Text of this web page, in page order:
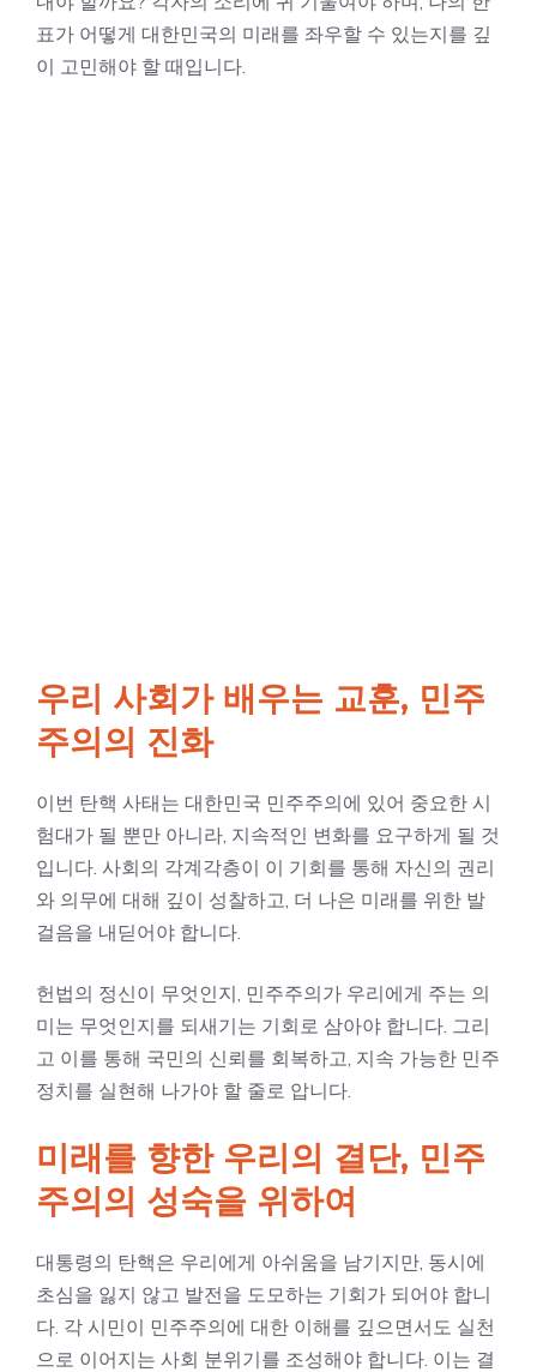
표가 어떻게 대한민국의 미래를 좌우할 수 있는지를 깊
이 고민해야 할 때입니다.
우리 사회가 배우는 교훈, 민주
주의의 진화
이번 탄핵 사태는 대한민국 민주주의에 있어 중요한 시
험대가 될 뿐만 아니라, 지속적인 변화를 요구하게 될 것
입니다. 사회의 각계각층이 이 기회를 통해 자신의 권리
와 의무에 대해 깊이 성찰하고, 더 나은 미래를 위한 발
걸음을 내딛어야 합니다.
헌법의 정신이 무엇인지, 민주주의가 우리에게 주는 의
미는 무엇인지를 되새기는 기회로 삼아야 합니다. 그리
고 이를 통해 국민의 신뢰를 회복하고, 지속 가능한 민주
정치를 실현해 나가야 할 줄로 압니다.
미래를 향한 우리의 결단, 민주
주의의 성숙을 위하여
대통령의 탄핵은 우리에게 아쉬움을 남기지만, 동시에
초심을 잃지 않고 발전을 도모하는 기회가 되어야 합니
다. 각 시민이 민주주의에 대한 이해를 깊으면서도 실천
으로 이어지는 사회 분위기를 조성해야 합니다. 이는 결